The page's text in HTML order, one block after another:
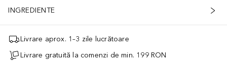
INGREDIENTE
Livrare aprox. 1–3 zile lucrătoare
Livrare gratuită la comenzi de min. 199 RON